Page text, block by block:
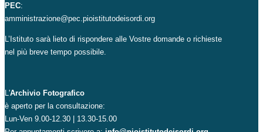
PEC:
amministrazione@pec.pioistitutodeisordi.org
L’Istituto sarà lieto di rispondere alle Vostre domande o richieste
nel più breve tempo possibile.
L'Archivio Fotografico
è aperto per la consultazione:
Lun-Ven 9.00-12.30 | 13.30-15.00